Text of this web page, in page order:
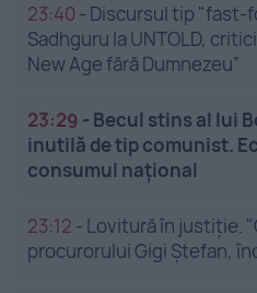
23:40 - Discursul tip "fast-
Sadhguru la UNTOLD,
New Age fără Dumnezeu”
23:29 - Becul stins al lui
inutilă de tip comunist.
consumul național
23:12 - Lovitură în justiție.
procurorului Gigi Ștefan,